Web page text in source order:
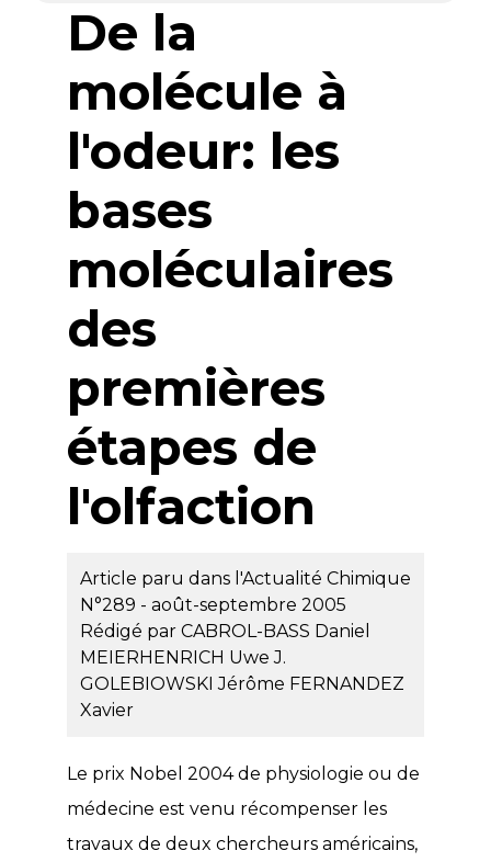
De la
molécule à
l'odeur: les
bases
moléculaires
des
premières
étapes de
l'olfaction
Article paru dans l'Actualité Chimique
N°289 - août-septembre 2005
Rédigé par CABROL-BASS Daniel
MEIERHENRICH Uwe J.
GOLEBIOWSKI Jérôme FERNANDEZ
Xavier
Le prix Nobel 2004 de physiologie ou de
médecine est venu récompenser les
travaux de deux chercheurs américains,